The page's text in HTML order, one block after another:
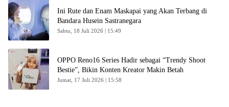
Ini Rute dan Enam Maskapai yang Akan Terbang di
Bandara Husein Sastranegara
Sabtu, 18 Juli 2026 | 15:49
OPPO Reno16 Series Hadir sebagai “Trendy Shoot
Bestie”, Bikin Konten Kreator Makin Betah
Jumat, 17 Juli 2026 | 15:58